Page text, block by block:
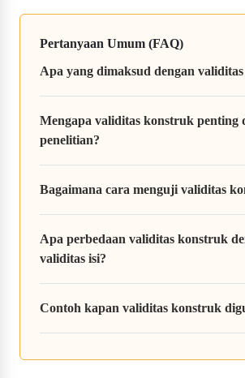
Pertanyaan Umum (FAQ)
Apa yang dimaksud dengan
Mengapa validitas konstruk penting
penelitian?
Bagaimana cara menguji validitas
Apa perbedaan validitas konstruk
validitas isi?
Contoh kapan validitas konstruk